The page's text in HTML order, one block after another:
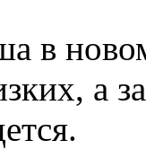
в
а